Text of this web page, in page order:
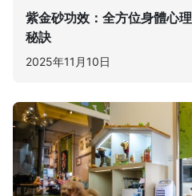
紫金砂功效：全方位身體心
秘訣
2025年11月10日